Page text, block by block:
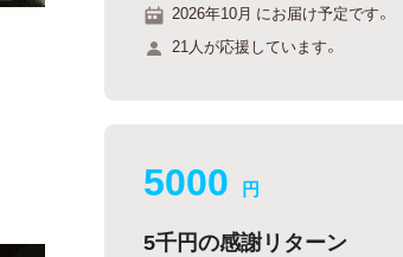
2026年10月 にお届け予定です。
21人が応援しています。
5000 円
5千円の感謝リターン